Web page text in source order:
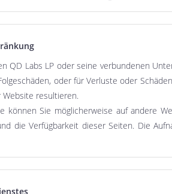
QD Labs LP oder seine verbundenen
oder für Verluste oder
resultieren.
können Sie möglicherweise auf andere
die Verfügbarkeit dieser Seiten. Die